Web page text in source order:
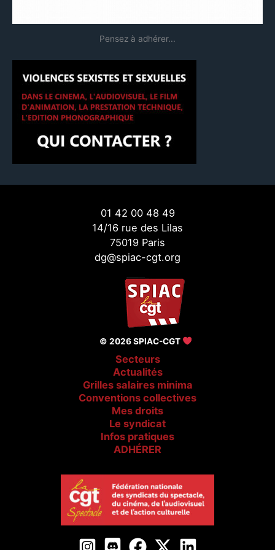
Pensez à adhérer...
01 42 00 48 49
14/16 rue des Lilas
75019 Paris
dg@spiac-cgt.org
© 2026 SPIAC-CGT
Secteurs
Actualités
Grilles salaires minima
Conventions collectives
Mes droits
Le syndicat
Infos pratiques
ADHÉRER